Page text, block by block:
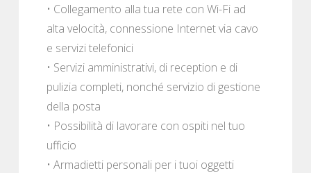
• Collegamento alla tua rete con Wi-Fi ad
alta velocità, connessione Internet via cavo
e servizi telefonici
• Servizi amministrativi, di reception e di
pulizia completi, nonché servizio di gestione
della posta
• Possibilità di lavorare con ospiti nel tuo
ufficio
• Armadietti personali per i tuoi oggetti